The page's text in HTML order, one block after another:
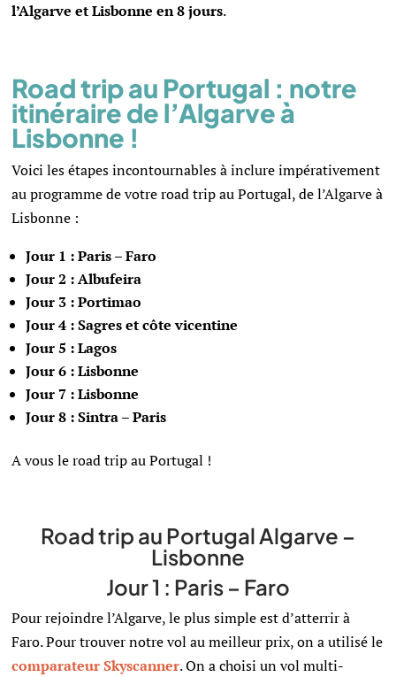
l’Algarve et Lisbonne en 8 jours.
Road trip au Portugal : notre
itinéraire del’Algarve à
Lisbonne !
Voici les étapes incontournables à inclure impérativement
au programme de votre road trip au Portugal, de l’Algarve à
Lisbonne :
Jour 1 :Paris – Faro
Jour 2 :Albufeira
Jour 3 :Portimao
Jour 4 :Sagres et côte vicentine
Jour 5 :Lagos
Jour 6 : Lisbonne
Jour 7 : Lisbonne
Jour 8 : Sintra – Paris
A vous le road trip au Portugal !
Road trip au Portugal Algarve –
Lisbonne
Jour 1 : Paris – Faro
Pour rejoindre l’Algarve, le plus simple est d’atterrir à
Faro. Pour trouver notre vol au meilleur prix, on a utilisé le
comparateurSkyscanner. On a choisi un vol multi-